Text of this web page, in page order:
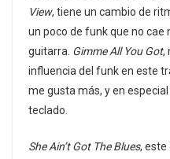
View, tiene un cambio de
un poco de funk que no cae
guitarra. Gimme All You Got,
influencia del funk en este
me gusta más, y en
teclado.
She Ain’t Got The Blues, este